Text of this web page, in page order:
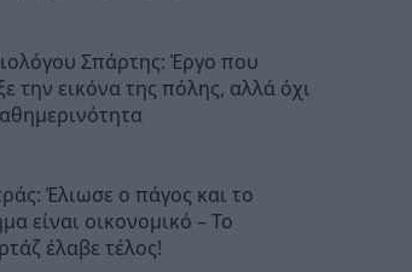
Σπάρτης: Έργο που
την εικόνα της πόλης, αλλά όχι
Έλιωσε ο πάγος και το
είναι οικονομικό – Το
έλαβε τέλος!